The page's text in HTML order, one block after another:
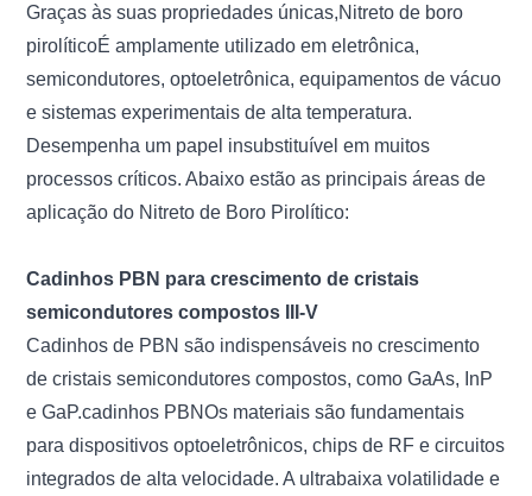
Graças às suas propriedades únicas,Nitreto de boro
pirolíticoÉ amplamente utilizado em eletrônica,
semicondutores, optoeletrônica, equipamentos de vácuo
e sistemas experimentais de alta temperatura.
Desempenha um papel insubstituível em muitos
processos críticos. Abaixo estão as principais áreas de
aplicação do Nitreto de Boro Pirolítico:
Cadinhos PBN para crescimento de cristais
semicondutores compostos III-V
Cadinhos de PBN são indispensáveis ​​no crescimento
de cristais semicondutores compostos, como GaAs, InP
e GaP.cadinhos PBNOs materiais são fundamentais
para dispositivos optoeletrônicos, chips de RF e circuitos
integrados de alta velocidade. A ultrabaixa volatilidade e